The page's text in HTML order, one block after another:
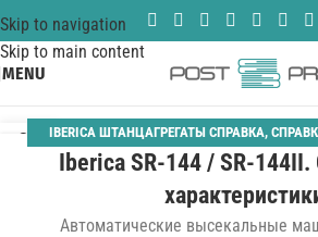
Skip to navigation
Skip to main content
MENU
25 IBERICA ШТАНЦАГРЕГАТЫ СПРАВКА,
СПРАВОЧНАЯ
Iberica SR-144 / SR-144II.
Автоматические высекальные